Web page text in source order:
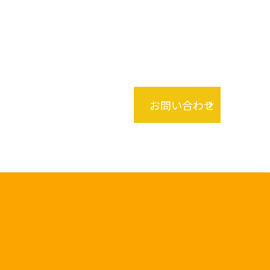
お問い合わせ